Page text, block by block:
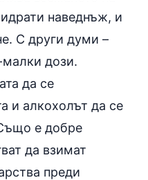
наведнъж, и
С други думи –
малки дози.
да се
и алкохолът да се
е добре
да взимат
преди